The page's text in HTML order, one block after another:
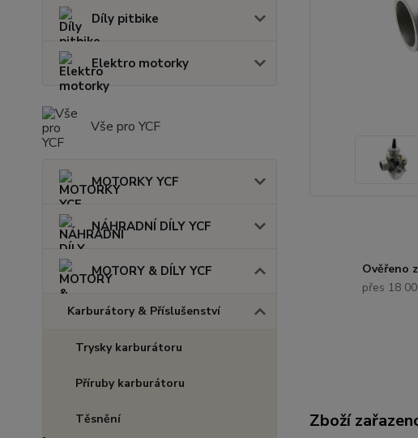
Díly pitbike
Elektro motorky
Vše pro YCF
MOTORKY YCF
NÁHRADNÍ DÍLY YCF
MOTORY & DÍLY YCF
Karburátory & Příslušenství
Trysky karburátoru
Příruby karburátoru
Těsnění
Ověřeno
přes 18
Zboží